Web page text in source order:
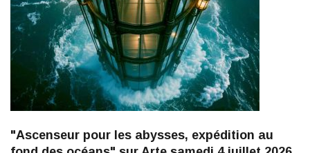
"Ascenseur pour les abysses, expédition au